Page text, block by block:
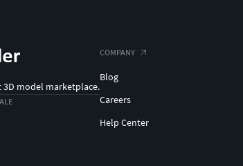
model marketplace.
COMPANY
Blog
Careers
Help Center